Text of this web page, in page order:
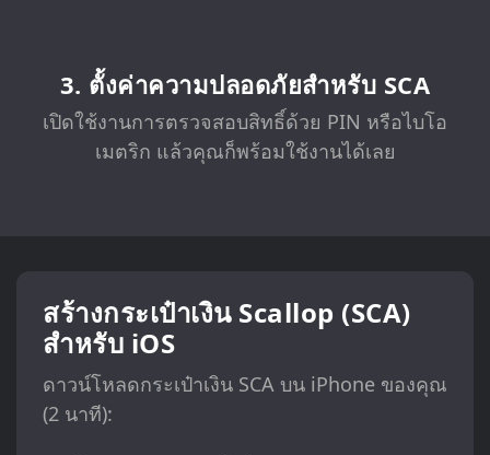
3. ตั้งค่าความปลอดภัยสำหรับ SCA
เปิดใช้งานการตรวจสอบสิทธิ์ด้วย PIN หรือไบโอ
เมตริก แล้วคุณก็พร้อมใช้งานได้เลย
สร้างกระเป๋าเงิน Scallop (SCA)
สำหรับ iOS
ดาวน์โหลดกระเป๋าเงิน SCA บน iPhone ของคุณ
(2 นาที):